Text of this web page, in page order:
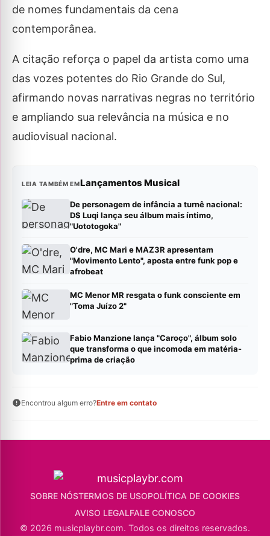
de nomes fundamentais da cena
contemporânea.
A citação reforça o papel da artista como uma
das vozes potentes do Rio Grande do Sul,
afirmando novas narrativas negras no território
e ampliando sua relevância na música e no
audiovisual nacional.
LEIA TAMBÉM EMLançamentos Musical
De personagem de infância a turnê nacional:
D$ Luqi lança seu álbum mais íntimo,
"Uototogoka"
O'dre, MC Mari e MAZ3R apresentam
"Movimento Lento", aposta entre funk pop e
afrobeat
MC Menor MR resgata o funk consciente em
"Toma Juízo 2"
Fabio Manzione lança "Caroço", álbum solo
que transforma o que incomoda em matéria-
prima de criação
Encontrou algum erro?Entre em contato
SOBRE NÓSTERMOS DE USOPOLÍTICA DE COOKIES
AVISO LEGALFALE CONOSCO
© 2026 musicplaybr.com. Todos os direitos reservados.